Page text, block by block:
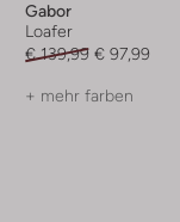
Gabor
Loafer
€ 139,99 € 97,99
+ mehr farben